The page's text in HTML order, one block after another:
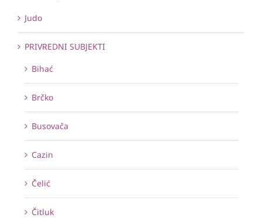
Judo
PRIVREDNI SUBJEKTI
Bihać
Brčko
Busovača
Cazin
Čelić
Čitluk